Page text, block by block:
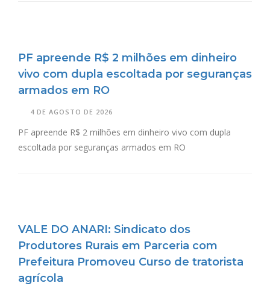
PF apreende R$ 2 milhões em dinheiro
vivo com dupla escoltada por seguranças
armados em RO
4 DE AGOSTO DE 2026
PF apreende R$ 2 milhões em dinheiro vivo com dupla
escoltada por seguranças armados em RO
VALE DO ANARI: Sindicato dos
Produtores Rurais em Parceria com
Prefeitura Promoveu Curso de tratorista
agrícola